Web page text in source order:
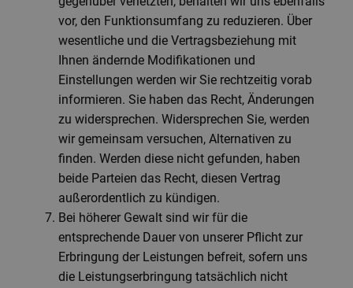
vor, den Funktionsumfang zu reduzieren. Über
wesentliche und die Vertragsbeziehung mit
Ihnen ändernde Modifikationen und
Einstellungen werden wir Sie rechtzeitig vorab
informieren. Sie haben das Recht, Änderungen
zu widersprechen. Widersprechen Sie, werden
wir gemeinsam versuchen, Alternativen zu
finden. Werden diese nicht gefunden, haben
beide Parteien das Recht, diesen Vertrag
außerordentlich zu kündigen.
Bei höherer Gewalt sind wir für die
entsprechende Dauer von unserer Pflicht zur
Erbringung der Leistungen befreit, sofern uns
die Leistungserbringung tatsächlich nicht